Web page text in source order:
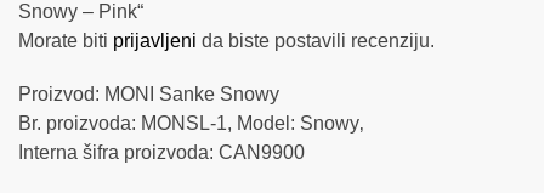
Snowy – Pink“
Morate biti prijavljeni da biste postavili recenziju.
Proizvod: MONI Sanke Snowy
Br. proizvoda: MONSL-1, Model: Snowy‚
Interna šifra proizvoda: CAN9900